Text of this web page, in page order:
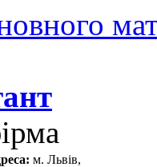
м. Львів,